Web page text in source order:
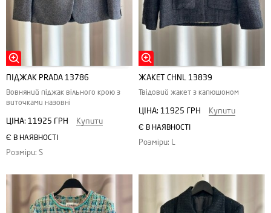
ПІДЖАК PRADA 13786
Вовняний піджак вільного крою з
виточками назовні
ЦІНА: 11925 ГРН Купити
Є В НАЯВНОСТІ
Розміри: S
ЖАКЕТ CHNL 13839
Твідовий жакет з капюшоном
ЦІНА: 11925 ГРН Купити
Є В НАЯВНОСТІ
Розміри: L